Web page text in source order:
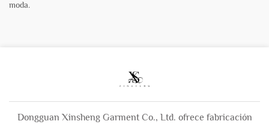
moda.
Dongguan Xinsheng Garment Co., Ltd. ofrece fabricación